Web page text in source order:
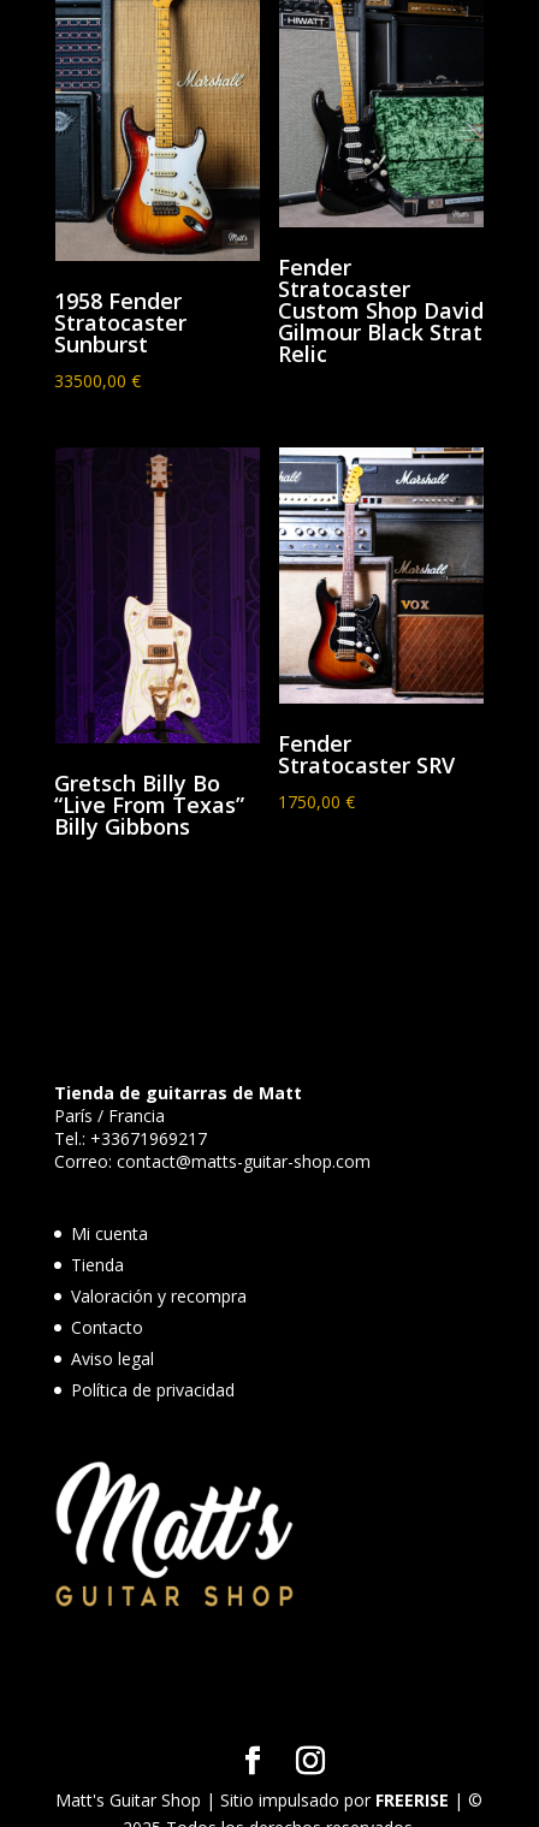
1958 Fender
Stratocaster
Sunburst
33500,00 €
Fender
Stratocaster
Custom Shop David
Gilmour Black Strat
Relic
Gretsch Billy Bo
“Live From Texas”
Billy Gibbons
Fender
Stratocaster SRV
1750,00€
Tienda de guitarras de Matt
París / Francia
Tel.: +33671969217
Correo: contact@matts-guitar-shop.com
Mi cuenta
Tienda
Valoración y recompra
Contacto
Aviso legal
Política de privacidad
Matt's Guitar Shop | Sitio impulsado por FREERISE | ©